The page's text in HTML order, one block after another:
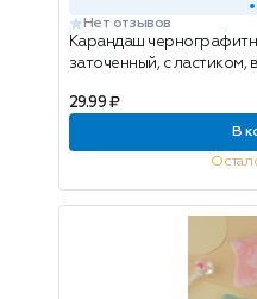
Нет отзывов
Карандаш
заточенный, с ластиком,
29.99 ₽
В